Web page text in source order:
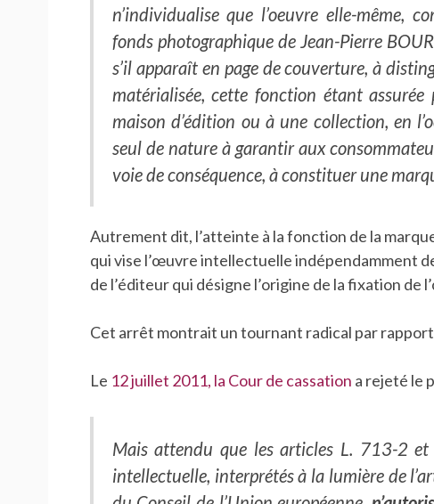
n’individualise que l’oeuvre elle-même,
fonds photographique de Jean-Pierre
s’il apparaît en page de couverture, à
matérialisée, cette fonction étant assurée
maison d’édition ou à une collection, en
seul de nature à garantir aux
voie de conséquence, à constituer une
Autrement dit, l’atteinte à la fonction de la
qui vise l’œuvre intellectuelle indépendamment
de l’éditeur qui désigne l’origine de la fixation de
Cet arrêt montrait un tournant radical par
Le 12 juillet 2011, la Cour de cassation a rejeté le
Mais attendu que les articles L. 713-2
intellectuelle, interprétés à la lumière de